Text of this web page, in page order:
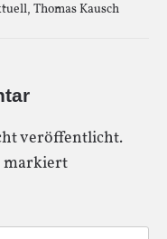
, Thomas Kausch
veröffentlicht.
markiert